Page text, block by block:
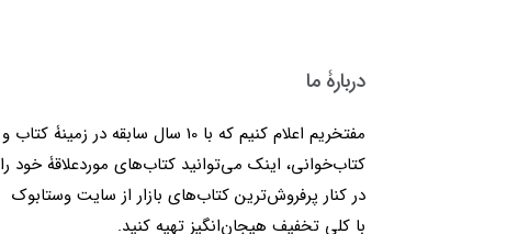
دربارۀ ما
مفتخریم اعلام کنیم که با 10 سال سابقه در زمینۀ کتاب و
کتاب‌خوانی، اینک می‌توانید کتاب‌های موردعلاقۀ خود را
در کنار پرفروش‌ترین کتاب‌های بازار از سایت وستابوک
با کلی تخفیف هیجان‌انگیز تهیه کنید.